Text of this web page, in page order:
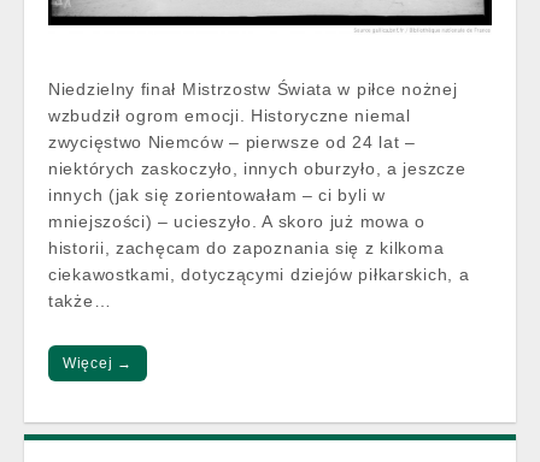
Niedzielny finał Mistrzostw Świata w piłce nożnej
wzbudził ogrom emocji. Historyczne niemal
zwycięstwo Niemców – pierwsze od 24 lat –
niektórych zaskoczyło, innych oburzyło, a jeszcze
innych (jak się zorientowałam – ci byli w
mniejszości) – ucieszyło. A skoro już mowa o
historii, zachęcam do zapoznania się z kilkoma
ciekawostkami, dotyczącymi dziejów piłkarskich, a
także…
Więcej →